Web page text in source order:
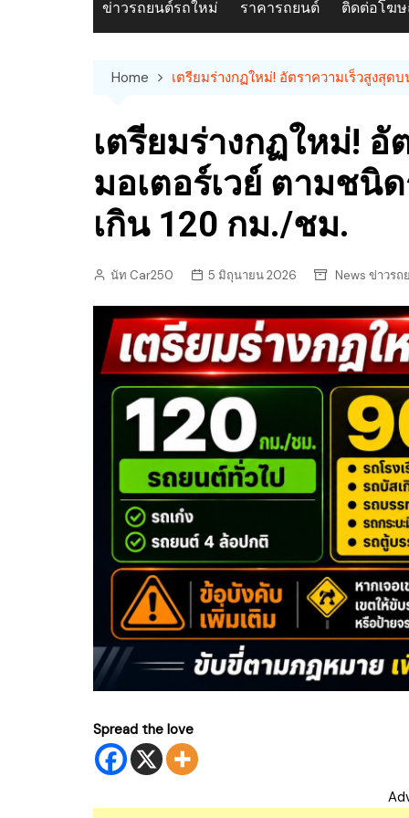
ข่าวรถยนต์รถใหม่ ราคารถยนต์ ติดต่อโฆ
Home เตรียมร่างกฏใหม่! อัตราความเร็วสูงสุ
เตรียมร่างกฏใหม่! อั
มอเตอร์เวย์ ตามชนิ
เกิน 120 กม./ชม.
นัท Car250 5 มิถุนายน 2026 News ข่าวร
Spread the love